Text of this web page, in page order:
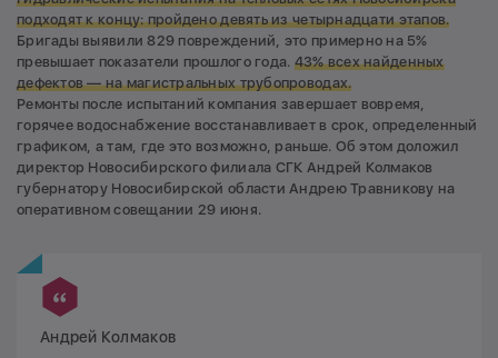
подходят к концу:пройдено девять из четырнадцати этапов.
Бригады выявили 829 повреждений, это примерно на 5%
превышает показатели прошлого года. 43% всех найденных
дефектов — на магистральных трубопроводах.
Ремонты после испытаний компания завершает вовремя,
горячее водоснабжение восстанавливает в срок, определенный
графиком, а там, где это возможно, раньше. Об этом доложил
директор Новосибирского филиала СГК Андрей Колмаков
губернатору Новосибирской области Андрею Травникову на
оперативном совещании 29 июня.
Андрей Колмаков